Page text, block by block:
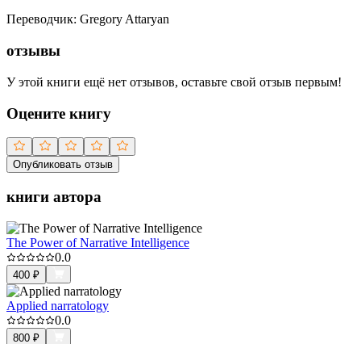
Переводчик: Gregory Attaryan
отзывы
У этой книги ещё нет отзывов, оставьте свой отзыв первым!
Оцените книгу
Опубликовать отзыв
книги автора
The Power of Narrative Intelligence
0.0
400 ₽
Applied narratology
0.0
800 ₽